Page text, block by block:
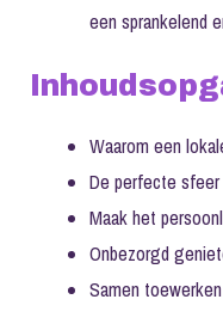
een sprankelend
Waarom een
De perfecte
Maak het
Onbezorgd
Samen